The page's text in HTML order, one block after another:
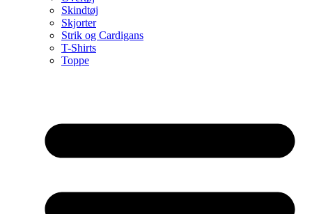
Skindtøj
Skjorter
Strik og Cardigans
T-Shirts
Toppe